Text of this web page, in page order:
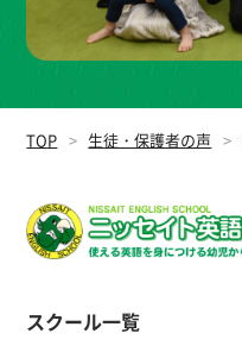
TOP 生徒・保護者の声
スクール一覧